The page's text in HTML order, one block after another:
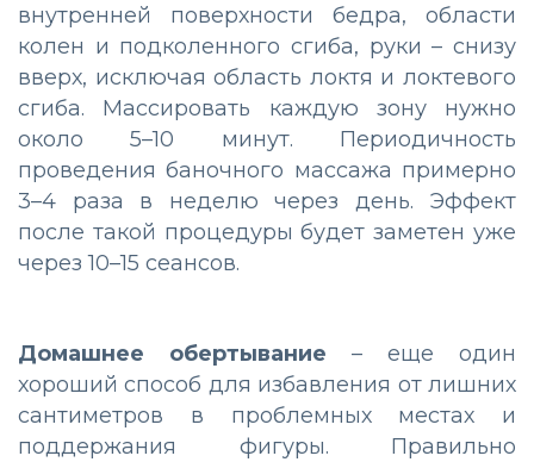
внутренней поверхности бедра, области
колен и подколенного сгиба, руки – снизу
вверх, исключая область локтя и локтевого
сгиба. Массировать каждую зону нужно
около 5–10 минут. Периодичность
проведения баночного массажа примерно
3–4 раза в неделю через день. Эффект
после такой процедуры будет заметен уже
через 10–15 сеансов.
Домашнее обертывание – еще один
хороший способ для избавления от лишних
сантиметров в проблемных местах и
поддержания фигуры. Правильно